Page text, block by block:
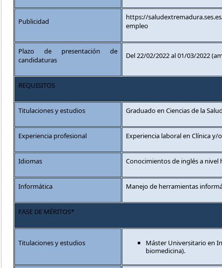
Publicidad
https://
empleo
Plazo de presentación de
candidaturas
Del 22/02/2022 al 01/03/2022
REQUISITOS
Titulaciones y estudios Graduado en Ciencias de la
Experiencia profesional Experiencia laboral en Clínica y/
Idiomas Conocimientos de inglés a nivel
Informática Manejo de herramientas
FASE DE MÉRITOS*
Titulaciones y estudios
Máster Universitario en
biomedicina).